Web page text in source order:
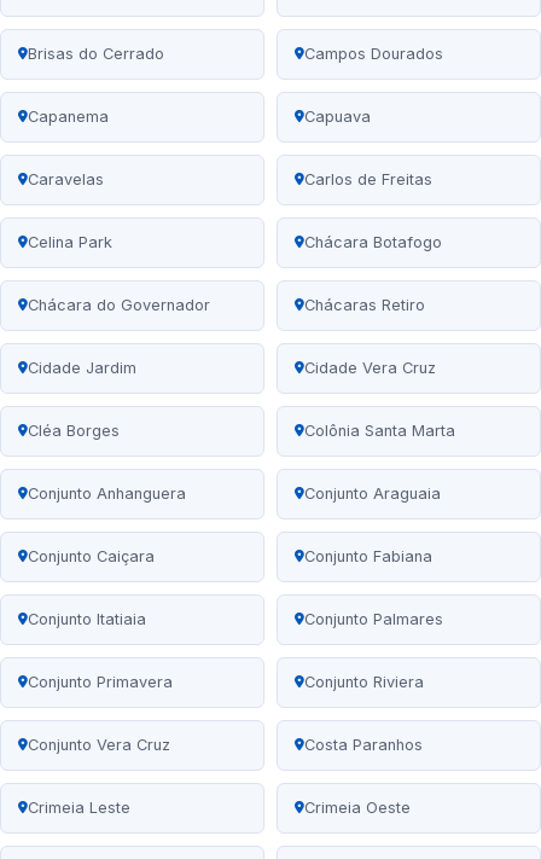
Brisas do Cerrado Campos Dourados
Capanema Capuava
Caravelas Carlos de Freitas
Celina Park Chácara Botafogo
Chácara do Governador Chácaras Retiro
Cidade Jardim Cidade Vera Cruz
Cléa Borges Colônia Santa Marta
Conjunto Anhanguera Conjunto Araguaia
Conjunto Caiçara Conjunto Fabiana
Conjunto Itatiaia Conjunto Palmares
Conjunto Primavera Conjunto Riviera
Conjunto Vera Cruz Costa Paranhos
Crimeia Leste Crimeia Oeste